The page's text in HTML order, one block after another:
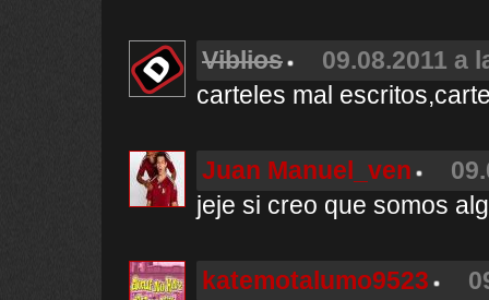
Viblios
09.08.2011 a
carteles mal
Juan Manuel_ven
jeje si creo que somos
katemotalumo9523